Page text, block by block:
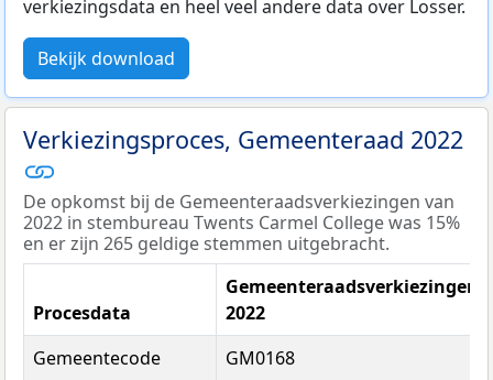
verkiezingsdata en heel veel andere data over Losser.
Bekijk download
Verkiezingsproces, Gemeenteraad 2022
De opkomst bij de Gemeenteraadsverkiezingen van
2022 in stembureau Twents Carmel College was 15%
en er zijn 265 geldige stemmen uitgebracht.
Procesdata
Gemeenteraadsverkiezingen
2022
Gemeentecode
GM0168